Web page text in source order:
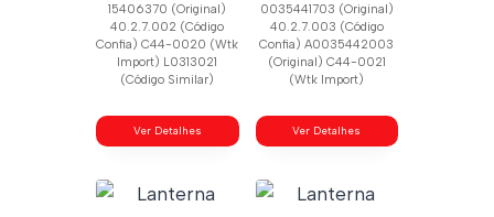
15406370 (Original)
40.2.7.002 (Código
Confia) C44-0020 (Wtk
Import) L0313021
(Código Similar)
Ver Detalhes
0035441703 (Original)
40.2.7.003 (Código
Confia) A0035442003
(Original) C44-0021
(Wtk Import)
Ver Detalhes